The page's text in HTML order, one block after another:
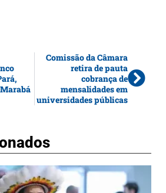
Comissão da Câmara
retira de pauta
cobrança de
mensalidades em
universidades públicas